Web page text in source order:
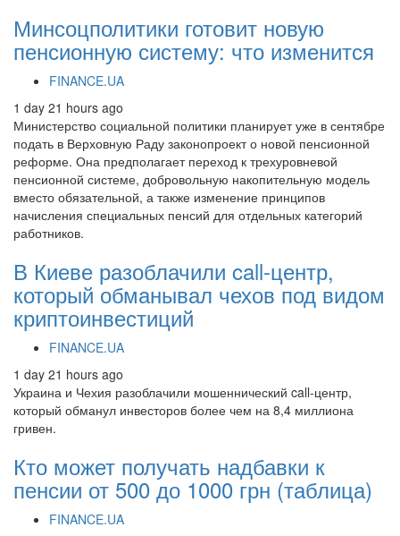
Минсоцполитики готовит новую
пенсионную систему: что изменится
FINANCE.UA
1 day 21 hours ago
Министерство социальной политики планирует уже в сентябре
подать в Верховную Раду законопроект о новой пенсионной
реформе. Она предполагает переход к трехуровневой
пенсионной системе, добровольную накопительную модель
вместо обязательной, а также изменение принципов
начисления специальных пенсий для отдельных категорий
работников.
В Киеве разоблачили call-центр,
который обманывал чехов под видом
криптоинвестиций
FINANCE.UA
1 day 21 hours ago
Украина и Чехия разоблачили мошеннический call-центр,
который обманул инвесторов более чем на 8,4 миллиона
гривен.
Кто может получать надбавки к
пенсии от 500 до 1000 грн (таблица)
FINANCE.UA